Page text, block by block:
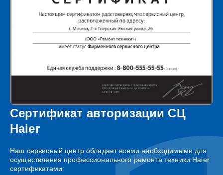
Сертификат авторизации СЦ
Haier
Наш сервисный центр обладает всеми необходимыми для
осуществления профессионального ремонта техники Haier
сертификатами: